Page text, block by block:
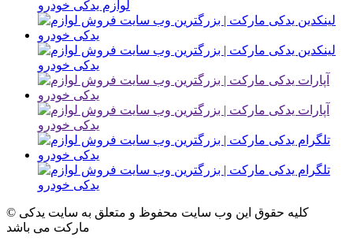
© کلیه حقوق این وب سایت محفوظ و متعلق به سایت یدکی
مارکت می باشد